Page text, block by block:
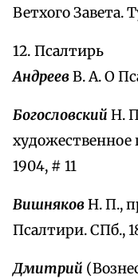
Ветхого Завета.
12. Псалтирь
АндреевВ. А. О
Богословский Н.
1904, # 11
ВишняковН. П.,
Псалтири. СПб.,
Дмитрий